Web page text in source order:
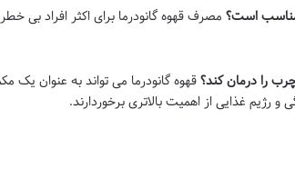
مناسب است؟ مصرف قهوه گانودرما برای اکثر افراد بی
چرب را درمان کند؟قهوه گانودرما می تواند به عنوان یک
رژیم غذایی از اهمیت بالاتری برخوردارند.